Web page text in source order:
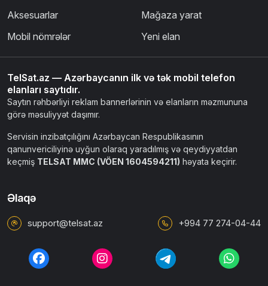
Aksesuarlar
Mobil nömrələr
Mağaza yarat
Yeni elan
TelSat.az — Azərbaycanın ilk və tək mobil telefon
elanları saytıdır.
Saytın rəhbərliyi reklam bannerlərinin və elanların məzmununa
görə məsuliyyət daşımır.
Servisin inzibatçılığını Azərbaycan Respublikasının
qanunvericiliyinə uyğun olaraq yaradılmış və qeydiyyatdan
keçmiş TELSAT MMC (VÖEN 1604594211) həyata keçirir.
Əlaqə
support@telsat.az +994 77 274-04-44